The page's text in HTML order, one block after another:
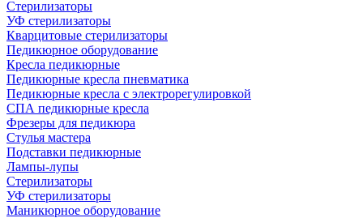
Стерилизаторы
УФ стерилизаторы
Кварцитовые стерилизаторы
Педикюрное оборудование
Кресла педикюрные
Педикюрные кресла пневматика
Педикюрные кресла с электрорегулировкой
СПА педикюрные кресла
Фрезеры для педикюра
Стулья мастера
Подставки педикюрные
Лампы-лупы
Стерилизаторы
УФ стерилизаторы
Маникюрное оборудование